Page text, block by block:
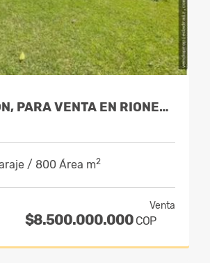
CASA EN PARCELACIÓN, PARA VENTA EN RIONEGRO
/ 800 Área m2
Venta
$8.500.000.000 COP